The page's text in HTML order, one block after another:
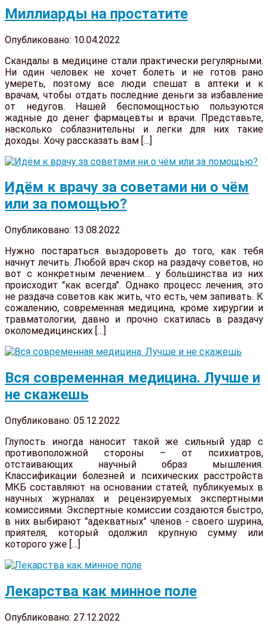
Миллиарды на простатите
Опубликовано: 10.04.2022
Скандалы в медицине стали практически регулярными.
Ни один человек не хочет болеть и не готов рано
умереть, поэтому все люди спешат в аптеки и к
врачам, чтобы отдать последние деньги за избавление
от недугов. Нашей беспомощностью пользуются
жадные до денег фармацевты и врачи. Представьте,
насколько соблазнительны и легки для них такие
доходы. Хочу рассказать вам […]
Идём к врачу за советами ни о чём
или за помощью?
Опубликовано: 13.08.2022
Нужно постараться выздороветь до того, как тебя
начнут лечить. Любой врач скор на раздачу советов, но
вот с конкретным лечением… у большинства из них
происходит "как всегда". Однако процесс лечения, это
не раздача советов как жить, что есть, чем запивать. К
сожалению, современная медицина, кроме хирургии и
травматологии, давно и прочно скатилась в раздачу
околомедицинских […]
Вся современная медицина. Лучше и
не скажешь
Опубликовано: 05.12.2022
Глупость иногда наносит такой же сильный удар с
противоположной стороны – от психиатров,
отстаивающих научный образ мышления.
Классификации болезней и психических расстройств
МКБ составляют на основании статей, публикуемых в
научных журналах и рецензируемых экспертными
комиссиями. Экспертные комиссии создаются быстро,
в них выбирают "адекватных" членов - своего шурина,
приятеля, который одолжил крупную сумму или
которого уже […]
Лекарства как минное поле
Опубликовано: 27.12.2022